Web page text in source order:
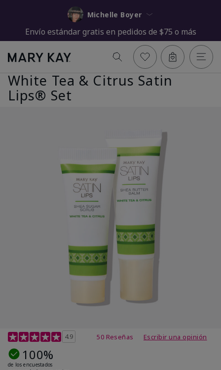
Michelle Boyer
Envío estándar gratis en pedidos de $75 o más
White Tea & Citrus Satin
Lips® Set
Calificación de clientes de 4,7 de 5
4.9 50 Reseñas Escribir una opinión
100%
de los encuestados